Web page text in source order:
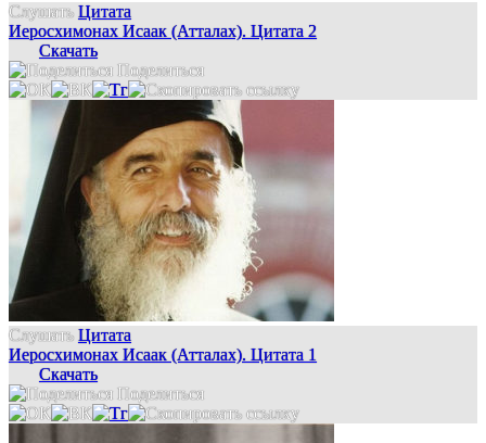
Слушать Цитата
Иеросхимонах Исаак (Атталах). Цитата 2
Скачать
Поделиться
Слушать Цитата
Иеросхимонах Исаак (Атталах). Цитата 1
Скачать
Поделиться